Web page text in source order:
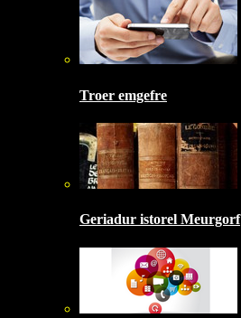
Troer emgefre
Geriadur istorel Meurgorf